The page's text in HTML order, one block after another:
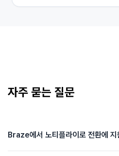
자주 묻는 질문
Braze에서 노티플라이로 전환에 지